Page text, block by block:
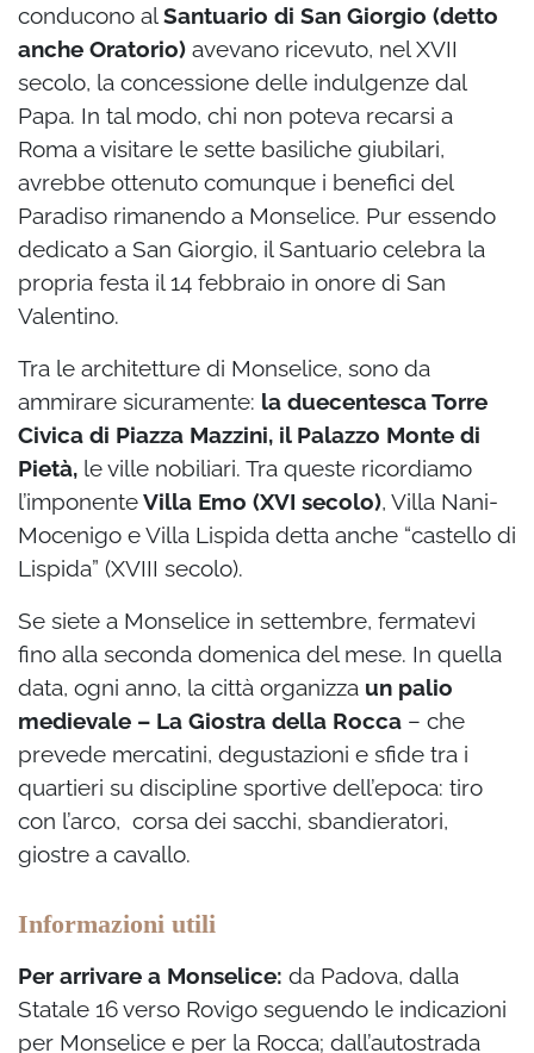
conducono alSantuario di San Giorgio (detto
anche Oratorio) avevano ricevuto, nel XVII
secolo, la concessione delle indulgenze dal
Papa. In tal modo, chi non poteva recarsi a
Roma a visitare le sette basiliche giubilari,
avrebbe ottenuto comunque i benefici del
Paradiso rimanendo a Monselice. Pur essendo
dedicato a San Giorgio, il Santuario celebra la
propria festa il 14 febbraio in onore di San
Valentino.
Tra le architetture di Monselice, sono da
ammirare sicuramente: la duecentesca Torre
Civica di Piazza Mazzini, il Palazzo Monte di
Pietà, le ville nobiliari. Tra queste ricordiamo
l’imponenteVilla Emo (XVI secolo), Villa Nani-
Mocenigo e Villa Lispida detta anche “castello di
Lispida” (XVIII secolo).
Se siete a Monselice in settembre, fermatevi
fino alla seconda domenica del mese. In quella
data, ogni anno, la città organizza un palio
medievale – La Giostra della Rocca – che
prevede mercatini, degustazioni e sfide tra i
quartieri su discipline sportive dell’epoca: tiro
con l’arco, corsa dei sacchi, sbandieratori,
giostre a cavallo.
Informazioni utili
Per arrivare a Monselice: da Padova, dalla
Statale 16 verso Rovigo seguendo le indicazioni
per Monselice e per la Rocca; dall’autostrada